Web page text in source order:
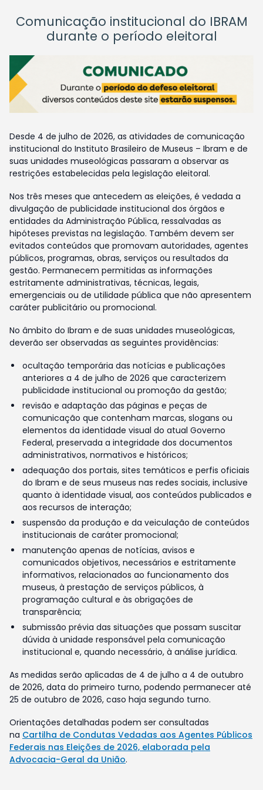
Comunicação institucional do IBRAM
durante o período eleitoral
Desde 4 de julho de 2026, as atividades de comunicação
institucional do Instituto Brasileiro de Museus – Ibram e de
suas unidades museológicas passaram a observar as
restrições estabelecidas pela legislação eleitoral.
Nos três meses que antecedem as eleições, é vedada a
divulgação de publicidade institucional dos órgãos e
entidades da Administração Pública, ressalvadas as
hipóteses previstas na legislação. Também devem ser
evitados conteúdos que promovam autoridades, agentes
públicos, programas, obras, serviços ou resultados da
gestão. Permanecem permitidas as informações
estritamente administrativas, técnicas, legais,
emergenciais ou de utilidade pública que não apresentem
caráter publicitário ou promocional.
No âmbito do Ibram e de suas unidades museológicas,
deverão ser observadas as seguintes providências:
ocultação temporária das notícias e publicações
anteriores a 4 de julho de 2026 que caracterizem
publicidade institucional ou promoção da gestão;
revisão e adaptação das páginas e peças de
comunicação que contenham marcas, slogans ou
elementos da identidade visual do atual Governo
Federal, preservada a integridade dos documentos
administrativos, normativos e históricos;
adequação dos portais, sites temáticos e perfis oficiais
do Ibram e de seus museus nas redes sociais, inclusive
quanto à identidade visual, aos conteúdos publicados e
aos recursos de interação;
suspensão da produção e da veiculação de conteúdos
institucionais de caráter promocional;
manutenção apenas de notícias, avisos e
comunicados objetivos, necessários e estritamente
informativos, relacionados ao funcionamento dos
museus, à prestação de serviços públicos, à
programação cultural e às obrigações de
transparência;
submissão prévia das situações que possam suscitar
dúvida à unidade responsável pela comunicação
institucional e, quando necessário, à análise jurídica.
As medidas serão aplicadas de 4 de julho a 4 de outubro
de 2026, data do primeiro turno, podendo permanecer até
25 de outubro de 2026, caso haja segundo turno.
Orientações detalhadas podem ser consultadas
na Cartilha de Condutas Vedadas aos Agentes Públicos
Federais nas Eleições de 2026, elaborada pela
Advocacia-Geral da União.